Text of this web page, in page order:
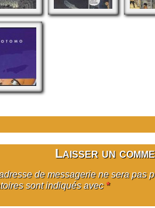
Laisser un
de messagerie ne sera pas
sont indiqués avec *